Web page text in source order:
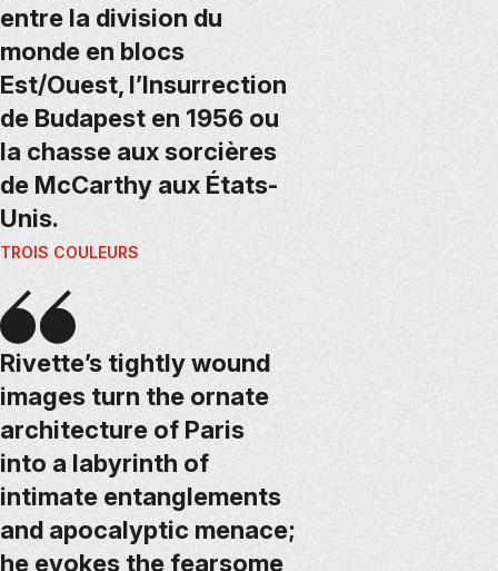
entre la division du
monde en blocs
Est/Ouest, l’Insurrection
de Budapest en 1956 ou
la chasse aux sorcières
de McCarthy aux États-
Unis.
TROIS COULEURS
Rivette’s tightly wound
images turn the ornate
architecture of Paris
into a labyrinth of
intimate entanglements
and apocalyptic menace;
he evokes the fearsome